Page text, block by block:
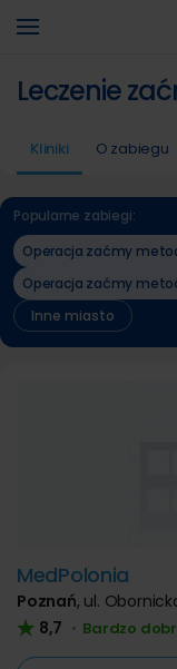
Leczenie
Kliniki O zabiegu
Popularne zabiegi:
Operacja zaćmy
Operacja zaćmy
Inne miasto
MedPolonia
Poznań, ul.
8,7 • Bardzo